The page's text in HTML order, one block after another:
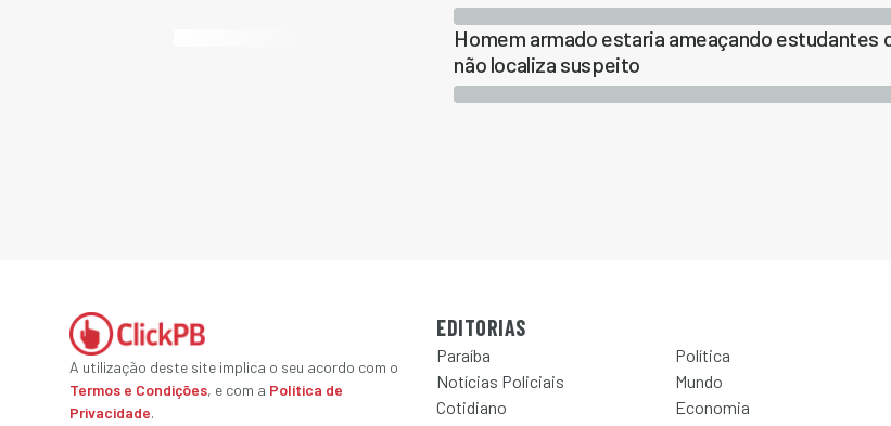
Homem armado estaria ameaçando estudantes
não localiza suspeito
A utilização deste site implica o seu acordo com o
Termos e Condições, e com a Política de
Privacidade.
EDITORIAS
Paraíba Política
Notícias Policiais
Mundo
Cotidiano
Economia